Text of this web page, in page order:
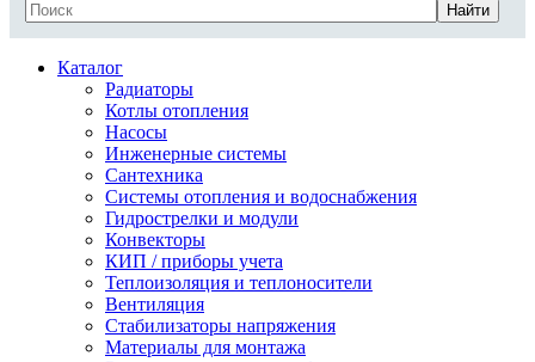
Найти
Каталог
Радиаторы
Котлы отопления
Насосы
Инженерные системы
Сантехника
Системы отопления и водоснабжения
Гидрострелки и модули
Конвекторы
КИП / приборы учета
Теплоизоляция и теплоносители
Вентиляция
Стабилизаторы напряжения
Материалы для монтажа